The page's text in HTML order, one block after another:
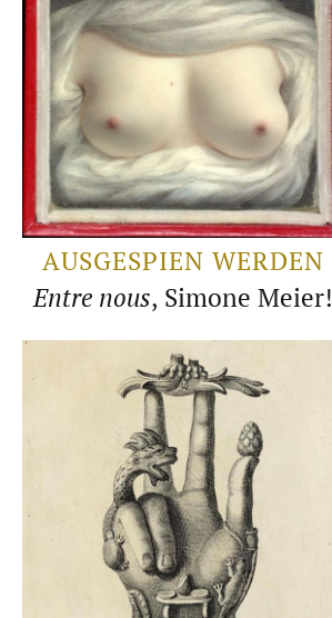
AUSGESPIEN WERDEN
Entre nous, Simone Meier!